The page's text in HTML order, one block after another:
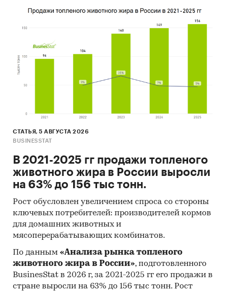
тренды, изменения в регулировании отрасли и
т.д.
Фактическое количество страниц может
отличаться от указанного.
Источник: TK Solutions
Россия
СТАТЬЯ, 5 АВГУСТА 2026
BUSINESSTAT
В 2021-2025 гг продажи топленого
животного жира в России выросли
на 63% до 156 тыс тонн.
Рост обусловлен увеличением спроса со стороны
ключевых потребителей: производителей кормов
для домашних животных и
мясоперерабатывающих комбинатов.
По данным «Анализа рынка топленого
животного жира в России», подготовленного
BusinesStat в 2026 г, за 2021-2025 гг его продажи в
стране выросли на 63% до 156 тыс тонн. Рост